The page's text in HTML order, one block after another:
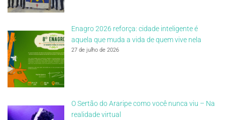
Enagro 2026 reforça: cidade inteligente é
aquela que muda a vida de quem vive nela
27 de julho de 2026
O Sertão do Araripe como você nunca viu – Na
realidade virtual